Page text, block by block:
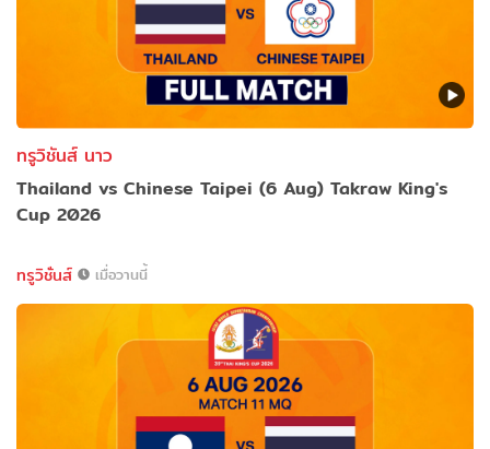
ทรูวิชันส์ นาว
Thailand vs Chinese Taipei (6 Aug) Takraw King's
Cup 2026
ทรูวิชั่นส์ เมื่อวานนี้